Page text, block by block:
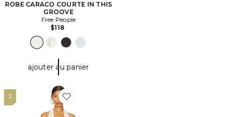
ROBE CARACO COURTE IN THIS
GROOVE
Free People
$118
ajouter au panier
2
Favorite ROBE STARS ALIGN